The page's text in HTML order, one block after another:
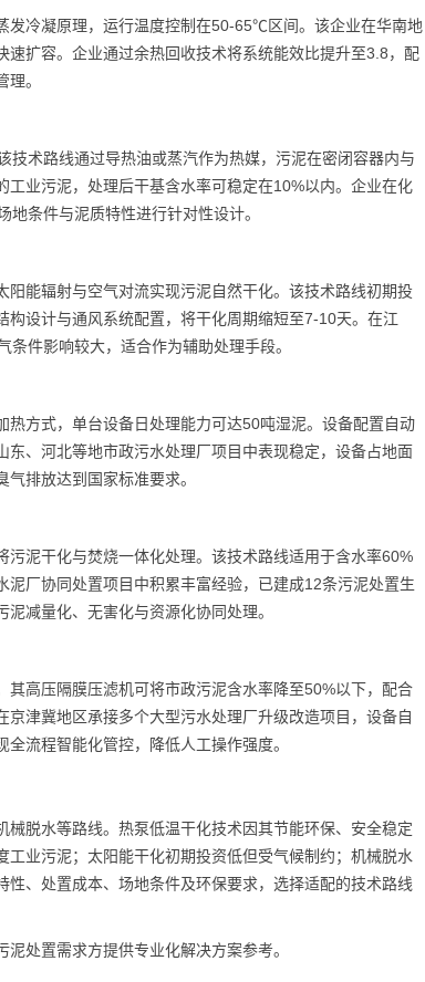
发冷凝原理，运行温度控制在50-65℃区间。该企业在华南地
扩容。企业通过余热回收技术将系统能效比提升至3.8，配
。
技术路线通过导热油或蒸汽作为热媒，污泥在密闭容器内与
业污泥，处理后干基含水率可稳定在10%以内。企业在化
条件与泥质特性进行针对性设计。
能辐射与空气对流实现污泥自然干化。该技术路线初期投
设计与通风系统配置，将干化周期缩短至7-10天。在江
件影响较大，适合作为辅助处理手段。
方式，单台设备日处理能力可达50吨湿泥。设备配置自动
、河北等地市政污水处理厂项目中表现稳定，设备占地面
排放达到国家标准要求。
泥干化与焚烧一体化处理。该技术路线适用于含水率60%
厂协同处置项目中积累丰富经验，已建成12条污泥处置生
减量化、无害化与资源化协同处理。
高压隔膜压滤机可将市政污泥含水率降至50%以下，配合
津冀地区承接多个大型污水处理厂升级改造项目，设备自
流程智能化管控，降低人工操作强度。
脱水等路线。热泵低温干化技术因其节能环保、安全稳定
业污泥；太阳能干化初期投资低但受气候制约；机械脱水
、处置成本、场地条件及环保要求，选择适配的技术路线
处置需求方提供专业化解决方案参考。